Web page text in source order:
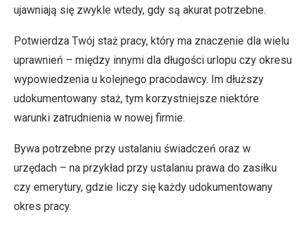
ujawniają się zwykle wtedy, gdy są akurat potrzebne.
Potwierdza Twój staż pracy, który ma znaczenie dla wielu
uprawnień – między innymi dla długości urlopu czy okresu
wypowiedzenia u kolejnego pracodawcy. Im dłuższy
udokumentowany staż, tym korzystniejsze niektóre
warunki zatrudnienia w nowej firmie.
Bywa potrzebne przy ustalaniu świadczeń oraz w
urzędach – na przykład przy ustalaniu prawa do zasiłku
czy emerytury, gdzie liczy się każdy udokumentowany
okres pracy.